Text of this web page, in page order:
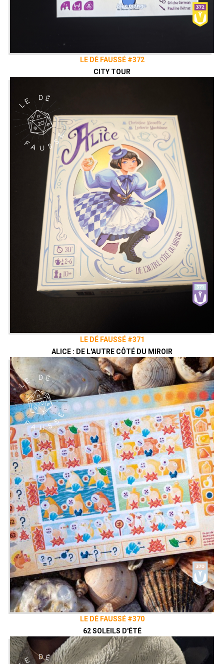
LE DÉ FAUSSÉ #372
CITY TOUR
LE DÉ FAUSSÉ #371
ALICE : DE L'AUTRE CÔTÉ DU MIROIR
LE DÉ FAUSSÉ #370
62 SOLEILS D'ÉTÉ